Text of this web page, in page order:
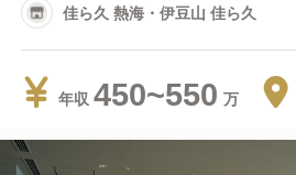
佳ら久 熱海・伊豆山 佳ら久
年収 450~550